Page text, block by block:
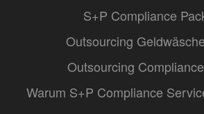
S+P Compliance
Outsourcing
Outsourcing
Warum S+P Compliance